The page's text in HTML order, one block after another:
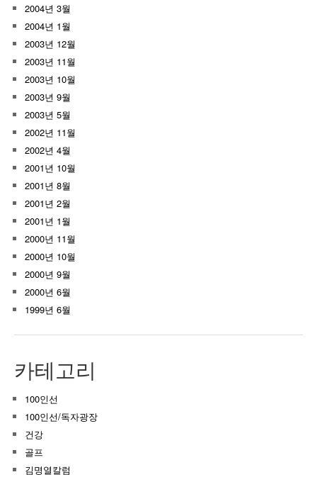
2004년 3월
2004년 1월
2003년 12월
2003년 11월
2003년 10월
2003년 9월
2003년 5월
2002년 11월
2002년 4월
2001년 10월
2001년 8월
2001년 2월
2001년 1월
2000년 11월
2000년 10월
2000년 9월
2000년 6월
1999년 6월
카테고리
100인선
100인선/독자광장
건강
골프
김명열칼럼